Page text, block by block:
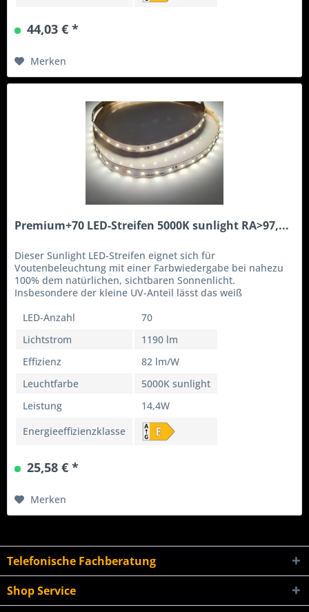
44,03 € *
Merken
Premium+70 LED-Streifen 5000K sunlight RA>97,...
Dieser Sunlight LED-Streifen eignet sich für
Voutenbeleuchtung mit einer Farbwiedergabe bei nahezu
100% dem natürlichen, sichtbaren Sonnenlicht.
Insbesondere der kleine UV-Anteil lässt das weiß
LED-Anzahl
70
Lichtstrom
1190 lm
Effizienz
82 lm/W
Leuchtfarbe
5000K sunlight
Leistung
14,4W
Energieeffizienzklasse
25,58 € *
Merken
Telefonische Fachberatung
Shop Service